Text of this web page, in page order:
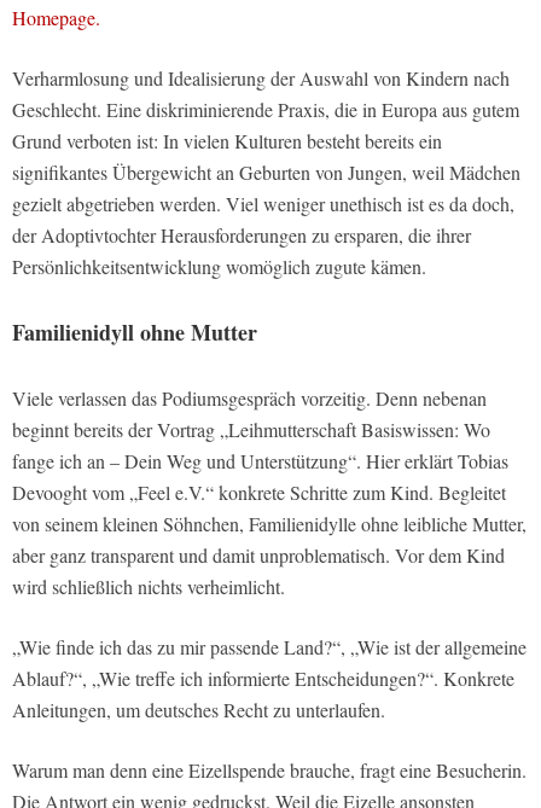
Homepage.
Verharmlosung und Idealisierung der Auswahl von Kindern nach
Geschlecht. Eine diskriminierende Praxis, die in Europa aus gutem
Grund verboten ist: In vielen Kulturen besteht bereits ein
signifikantes Übergewicht an Geburten von Jungen, weil Mädchen
gezielt abgetrieben werden. Viel weniger unethisch ist es da doch,
der Adoptivtochter Herausforderungen zu ersparen, die ihrer
Persönlichkeitsentwicklung womöglich zugute kämen.
Familienidyll ohne Mutter
Viele verlassen das Podiumsgespräch vorzeitig. Denn nebenan
beginnt bereits der Vortrag „Leihmutterschaft Basiswissen: Wo
fange ich an – Dein Weg und Unterstützung“. Hier erklärt Tobias
Devooght vom „Feel e.V.“ konkrete Schritte zum Kind. Begleitet
von seinem kleinen Söhnchen, Familienidylle ohne leibliche Mutter,
aber ganz transparent und damit unproblematisch. Vor dem Kind
wird schließlich nichts verheimlicht.
„Wie finde ich das zu mir passende Land?“, „Wie ist der allgemeine
Ablauf?“, „Wie treffe ich informierte Entscheidungen?“. Konkrete
Anleitungen, um deutsches Recht zu unterlaufen.
Warum man denn eine Eizellspende brauche, fragt eine Besucherin.
Die Antwort ein wenig gedruckst. Weil die Eizelle ansonsten